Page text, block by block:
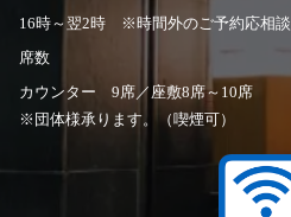
16時～翌2時 ※時間外のご予約応相談
席数
カウンター 9席／座敷8席～10席
※団体様承ります。（喫煙可）